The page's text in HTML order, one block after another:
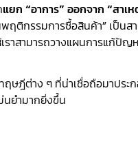
แยก “อาการ” ออกจาก “สา
ติกรรมการซื้อสินค้า” เป็นส
าสามารถวางแผนการแก้ปัญ
ษฎีต่าง ๆ ที่น่าเชื่อถือมาปร
นยำมากยิ่งขึ้น